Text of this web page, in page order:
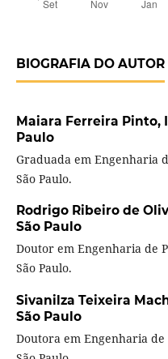
BIOGRAFIA DO AUTOR
Maiara Ferreira Pinto,
Paulo
Graduada em Engenharia
São Paulo.
Rodrigo Ribeiro de
São Paulo
Doutor em Engenharia de
São Paulo.
Sivanilza Teixeira
São Paulo
Doutora em Engenharia